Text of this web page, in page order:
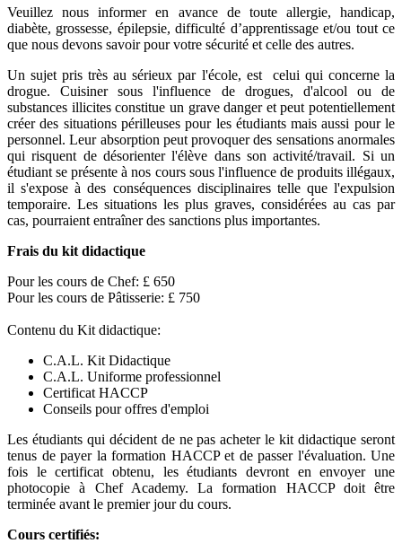
Veuillez nous informer en avance de toute allergie, handicap,
diabète, grossesse, épilepsie, difficulté d’apprentissage et/ou tout ce
que nous devons savoir pour votre sécurité et celle des autres.
Un sujet pris très au sérieux par l'école, est celui qui concerne la
drogue. Cuisiner sous l'influence de drogues, d'alcool ou de
substances illicites constitue un grave danger et peut potentiellement
créer des situations périlleuses pour les étudiants mais aussi pour le
personnel. Leur absorption peut provoquer des sensations anormales
qui risquent de désorienter l'élève dans son activité/travail. Si un
étudiant se présente à nos cours sous l'influence de produits illégaux,
il s'expose à des conséquences disciplinaires telle que l'expulsion
temporaire. Les situations les plus graves, considérées au cas par
cas, pourraient entraîner des sanctions plus importantes.
Frais du kit didactique
Pour les cours de Chef: £ 650
Pour les cours de Pâtisserie: £ 750
Contenu du Kit didactique:
C.A.L. Kit Didactique
C.A.L. Uniforme professionnel
Certificat HACCP
Conseils pour offres d'emploi
Les étudiants qui décident de ne pas acheter le kit didactique seront
tenus de payer la formation HACCP et de passer l'évaluation. Une
fois le certificat obtenu, les étudiants devront en envoyer une
photocopie à Chef Academy. La formation HACCP doit être
terminée avant le premier jour du cours.
Cours certifiés: